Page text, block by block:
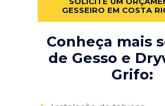
GESSEIRO EM COSTA
Conheça mais
de Gesso e
Grifo: